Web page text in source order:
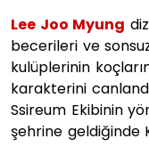
Lee Joo Myung
becerileri ve
kulüplerinin
karakterini
Ssireum Ekibinin
şehrine geldiğinde